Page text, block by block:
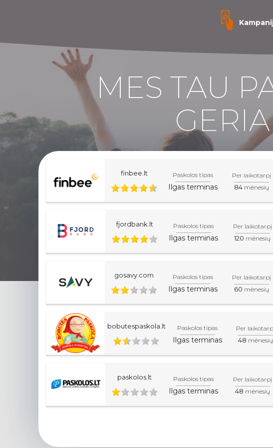
MES TAU
finbee.lt Paskolos tipas
Ilgas terminas
Per laikotarpį
84mėnesių
fjordbank.lt Paskolos tipas
Ilgas terminas
Per laikotarpį
120 mėnesių
gosavy.com Paskolos tipas
Ilgas terminas
Per laikotarpį
60 mėnesių
bobutespaskola.lt Paskolos tipas
Ilgas terminas
Per
48 mėnesių
paskolos.lt Paskolos tipas
Ilgas terminas
Per laikotarpį
48 mėnesių